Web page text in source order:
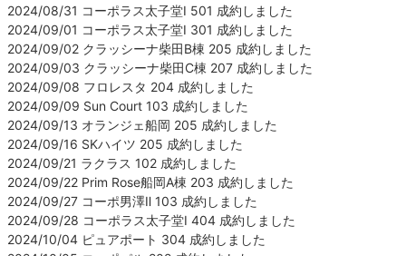
2024/08/31 コーポラス太子堂Ⅰ 501 成約しました
2024/09/01 コーポラス太子堂Ⅰ 301 成約しました
2024/09/02 クラッシーナ柴田B棟 205 成約しました
2024/09/03 クラッシーナ柴田C棟 207 成約しました
2024/09/08 フロレスタ 204 成約しました
2024/09/09 Sun Court 103 成約しました
2024/09/13 オランジェ船岡 205 成約しました
2024/09/16 SKハイツ 205 成約しました
2024/09/21 ラクラス 102 成約しました
2024/09/22 Prim Rose船岡A棟 203 成約しました
2024/09/27 コーポ男澤Ⅱ 103 成約しました
2024/09/28 コーポラス太子堂Ⅰ 404 成約しました
2024/10/04 ピュアポート 304 成約しました